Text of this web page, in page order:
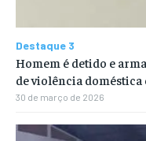
Destaque 3
Homem é detido e
de violência doméstica
30 de março de 2026